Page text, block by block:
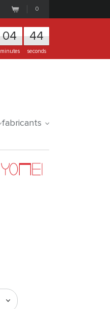
0
04
minutes
44
seconds
fabricants